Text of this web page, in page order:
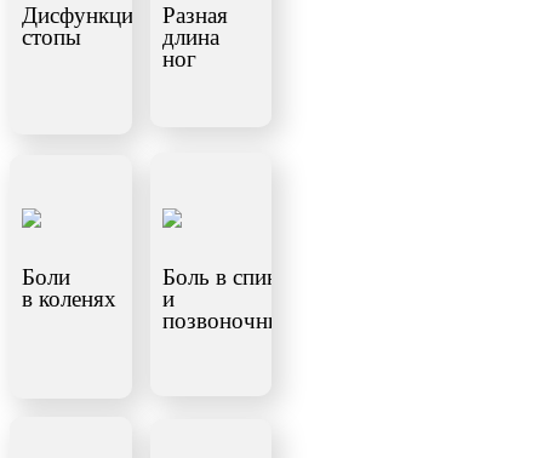
Дисфункция
стопы
Разная
длина
ног
Боли
в коленях
Боль в спине
и
позвоночнике